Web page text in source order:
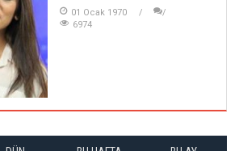
01 Ocak 1970
6974